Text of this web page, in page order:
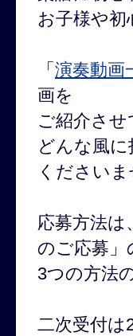
お子様や
「 演奏動画
画を
ご紹介さ
どんな風
くださいま
応募方法は
のご応募」
3つの方法
二次受付は